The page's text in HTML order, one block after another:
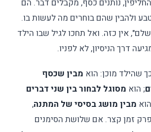
נותנים כסף, מקבלים דבר. הם
ולהבין שהם בוחרים מה לעשות בו.
אין כזה. ואל תחכו לגיל שבו הילד
דרך הניסיון, לא לפניו.
שהילד מוכן: הוא מבין שכסף
; הוא מסוגל לבחור בין שני דברים
מבין מושג בסיסי של המתנה,
זמן קצר. אם שלושת הסימנים